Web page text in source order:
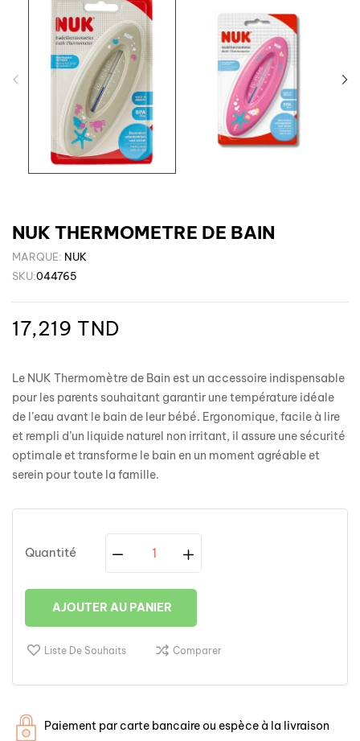
NUK THERMOMETRE DE BAIN
MARQUE: NUK
SKU:044765
17,219 TND
Le NUK Thermomètre de Bain est un accessoire indispensable
pour les parents souhaitant garantir une température idéale
de l’eau avant le bain de leur bébé. Ergonomique, facile à lire
et rempli d’un liquide naturel non irritant, il assure une sécurité
optimale et transforme le bain en un moment agréable et
serein pour toute la famille.
Quantité
AJOUTER AU PANIER
Liste De Souhaits Comparer
Paiement par carte bancaire ou espèce à la livraison